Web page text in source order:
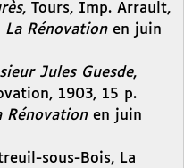
, Tours, Imp. Arrault,
La Rénovationen juin
Jules Guesde,
1903, 15 p.
Rénovationen juin
sous-Bois, La